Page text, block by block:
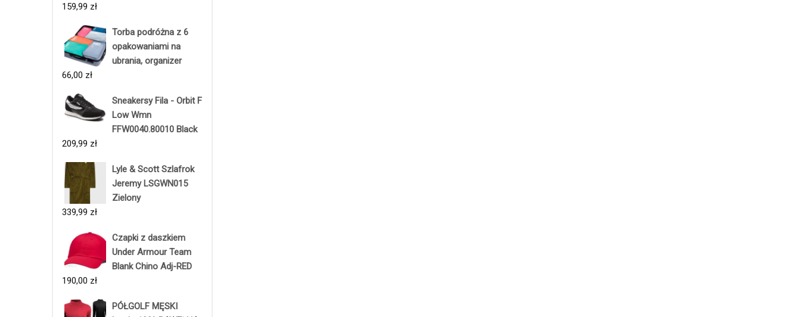
159,99 zł
Torba podróżna z 6
opakowaniami na
ubrania, organizer
66,00 zł
Sneakersy Fila - Orbit F
Low Wmn
FFW0040.80010 Black
209,99 zł
Lyle & Scott Szlafrok
Jeremy LSGWN015
Zielony
339,99 zł
Czapki z daszkiem
Under Armour Team
Blank Chino Adj-RED
190,00 zł
PÓŁGOLF MĘSKI